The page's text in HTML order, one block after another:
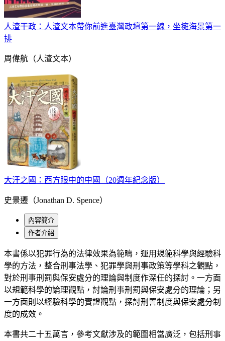
人渣干政：人渣文本帶你前進臺灣政壇第一線，坐擁海景第一
排
周偉航（人渣文本）
大汗之國：西方眼中的中國（20週年紀念版）
史景遷（Jonathan D. Spence）
內容簡介
作者介紹
本書係以犯罪行為的法律效果為範疇，運用規範科學與經驗科
學的方法，整合刑事法學、犯罪學與刑事政策等學科之觀點，
對於刑事刑罰與保安處分的理論與制度作深任的探討。一方面
以規範科學的論理觀點，討論刑事刑罰與保安處分的理論；另
一方面則以經驗科學的實證觀點，探討刑詈制度與保安處分制
度的成效。
本書共二十五萬言，參考文獻涉及的範圍相當廣泛，包括刑事